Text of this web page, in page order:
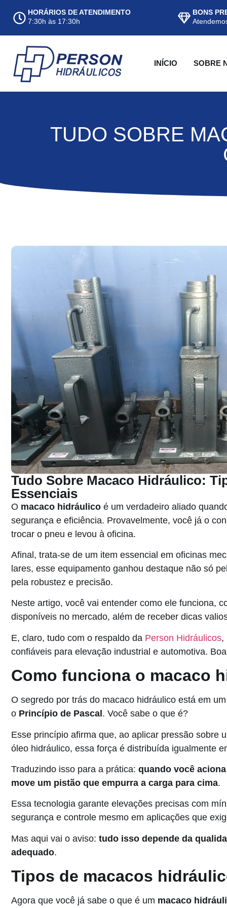
HORÁRIOS DE ATENDIMENTO
7:30h às 17:30h
BONS
INÍCIO SOBRE
TUDO SOBRE
Tudo Sobre Macaco Hidráulico:
Essenciais
O macaco hidráulico é um verdadeiro aliado
segurança e eficiência. Provavelmente, você já o
trocar o pneu e levou à oficina.
Afinal, trata-se de um item essencial em oficinas
lares, esse equipamento ganhou destaque não só
pela robustez e precisão.
Neste artigo, você vai entender como ele funciona,
disponíveis no mercado, além de receber dicas
E, claro, tudo com o respaldo da Person Hidráulicos,
confiáveis para elevação industrial e automotiva.
Como funciona o macaco
O segredo por trás do macaco hidráulico está em
o Princípio de Pascal . Você sabe o que é?
Esse princípio afirma que, ao aplicar pressão sobre
óleo hidráulico, essa força é distribuída igualmente
Traduzindo isso para a prática: quando você
move um pistão que empurra a carga para cima.
Essa tecnologia garante elevações precisas com
segurança e controle mesmo em aplicações que
Mas aqui vai o aviso: tudo isso depende da
adequado.
Tipos de macacos
Agora que você já sabe o que é um macaco